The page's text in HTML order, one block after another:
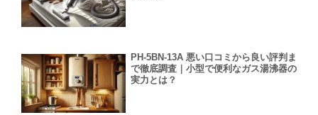
PH-5BN-13A 悪い口コミから良い評判ま
で徹底調査｜小型で便利なガス湯沸器の
実力とは？